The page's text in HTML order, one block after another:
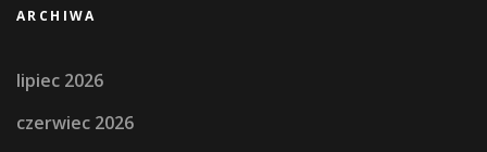
ARCHIWA
lipiec 2026
czerwiec 2026